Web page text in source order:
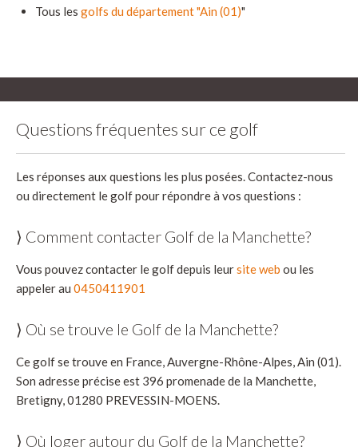
Tous les golfs du département "Ain (01)"
Questions fréquentes sur ce golf
Les réponses aux questions les plus posées. Contactez-nous
ou directement le golf pour répondre à vos questions :
⟩ Comment contacter Golf de la Manchette?
Vous pouvez contacter le golf depuis leursite web ou les
appeler au 0450411901
⟩ Où se trouve le Golf de la Manchette?
Ce golf se trouve en France, Auvergne-Rhône-Alpes, Ain (01).
Son adresse précise est 396 promenade de la Manchette,
Bretigny, 01280 PREVESSIN-MOENS.
⟩ Où loger autour du Golf de la Manchette?